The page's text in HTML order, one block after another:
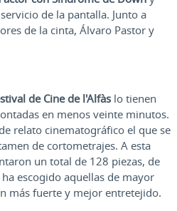
de la pantalla. Junto a
de la cinta, Álvaro Pastor y
de Cine de l'Alfàs lo tienen
en menos veinte minutos.
relato cinematográfico el que se
de cortometrajes. A esta
un total de 128 piezas, de
escogido aquellas de mayor
más fuerte y mejor entretejido.